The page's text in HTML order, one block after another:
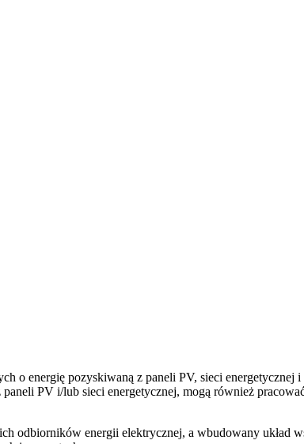
o energię pozyskiwaną z paneli PV, sieci energetycznej
PV i/lub sieci energetycznej, mogą również
odbiorników energii elektrycznej, a wbudowany układ